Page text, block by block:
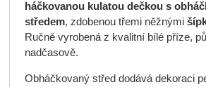
háčkovanou kulatou dečkou s
středem, zdobenou třemi něžnými
Ručně vyrobená z kvalitní bílé příze,
nadčasově.
Obháčkovaný střed dodává dekoraci